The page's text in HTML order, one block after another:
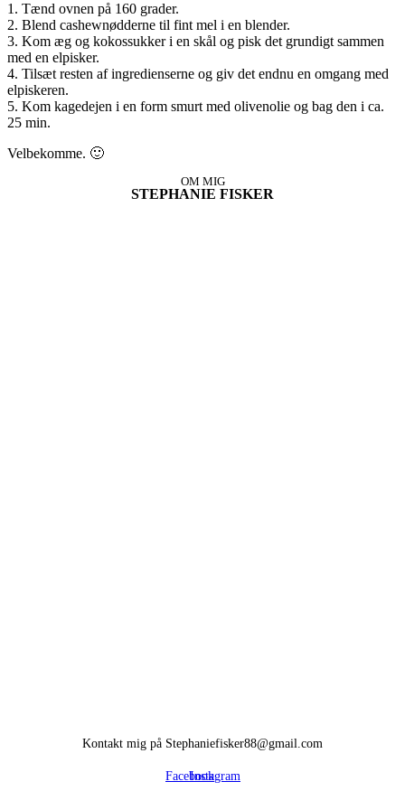
1. Tænd ovnen på 160 grader.
2. Blend cashewnødderne til fint mel i en blender.
3. Kom æg og kokossukker i en skål og pisk det grundigt sammen
med en elpisker.
4. Tilsæt resten af ingredienserne og giv det endnu en omgang med
elpiskeren.
5. Kom kagedejen i en form smurt med olivenolie og bag den i ca.
25 min.
Velbekomme. 🙂
OM MIG
STEPHANIE FISKER
Kontakt mig på Stephaniefisker88@gmail.com
FacebookInstagram